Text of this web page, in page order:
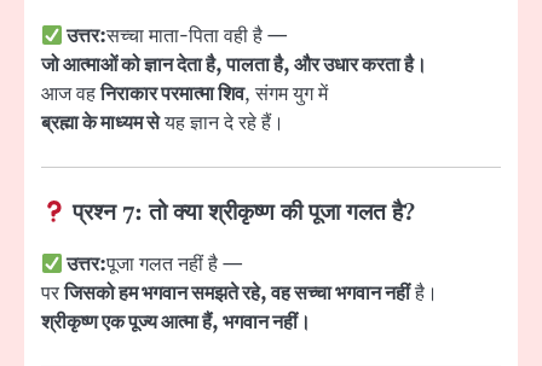
उत्तर:सच्चा माता-पिता वही है —
जो आत्माओं को ज्ञान देता है, पालता है, और उधार करता है।
आज वहनिराकार परमात्मा शिव, संगम युग में
ब्रह्मा के माध्यम सेयह ज्ञान दे रहे हैं।
प्रश्न 7: तो क्या श्रीकृष्ण की पूजा गलत है?
उत्तर:पूजा गलत नहीं है —
परजिसको हम भगवान समझते रहे, वह सच्चा भगवान नहींहै।
श्रीकृष्ण एक पूज्य आत्मा हैं, भगवान नहीं।